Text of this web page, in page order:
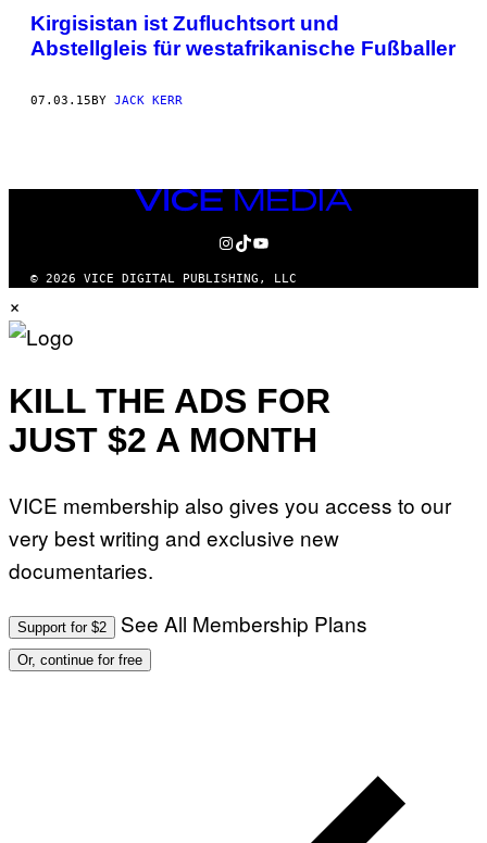
​Kirgisistan ist Zufluchtsort und
Abstellgleis für westafrikanische Fußballer
07.03.15BY JACK KERR
VICE
MEDIA
INSTAGRAM
TIKTOK
YOUTUBE
© 2026 VICE DIGITAL PUBLISHING, LLC
×
KILL THE ADS FOR
JUST $2 A MONTH
VICE membership also gives you access to our
very best writing and exclusive new
documentaries.
Support for $2 See All Membership Plans
Or, continue for free